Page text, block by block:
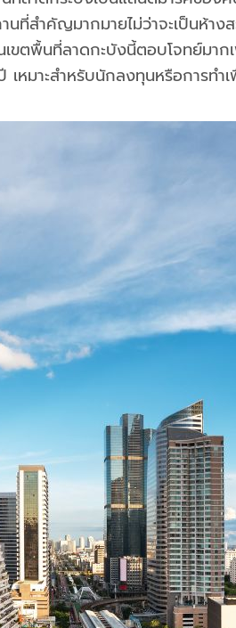
นที่สำคัญมากมายไม่ว่าจะเป็นห้า
นเขตพื้นที่ลาดกะบังนี้ตอบโจทย์ม
หมาะสำหรับนักลงทุนหรือการทำเ